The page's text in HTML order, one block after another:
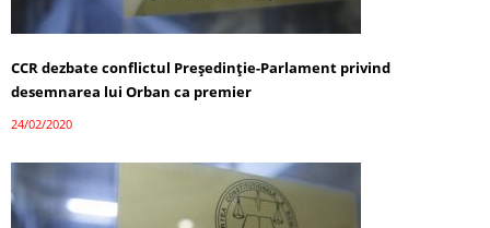
CCR dezbate conflictul Preşedinţie-Parlament privind
desemnarea lui Orban ca premier
24/02/2020